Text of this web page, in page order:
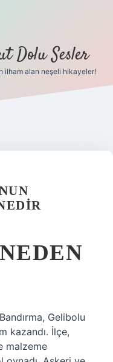
Dolu Sesler
ilham alan neşeli hikayeler!
Gelibolu
kazandı. İlçe,
malzeme